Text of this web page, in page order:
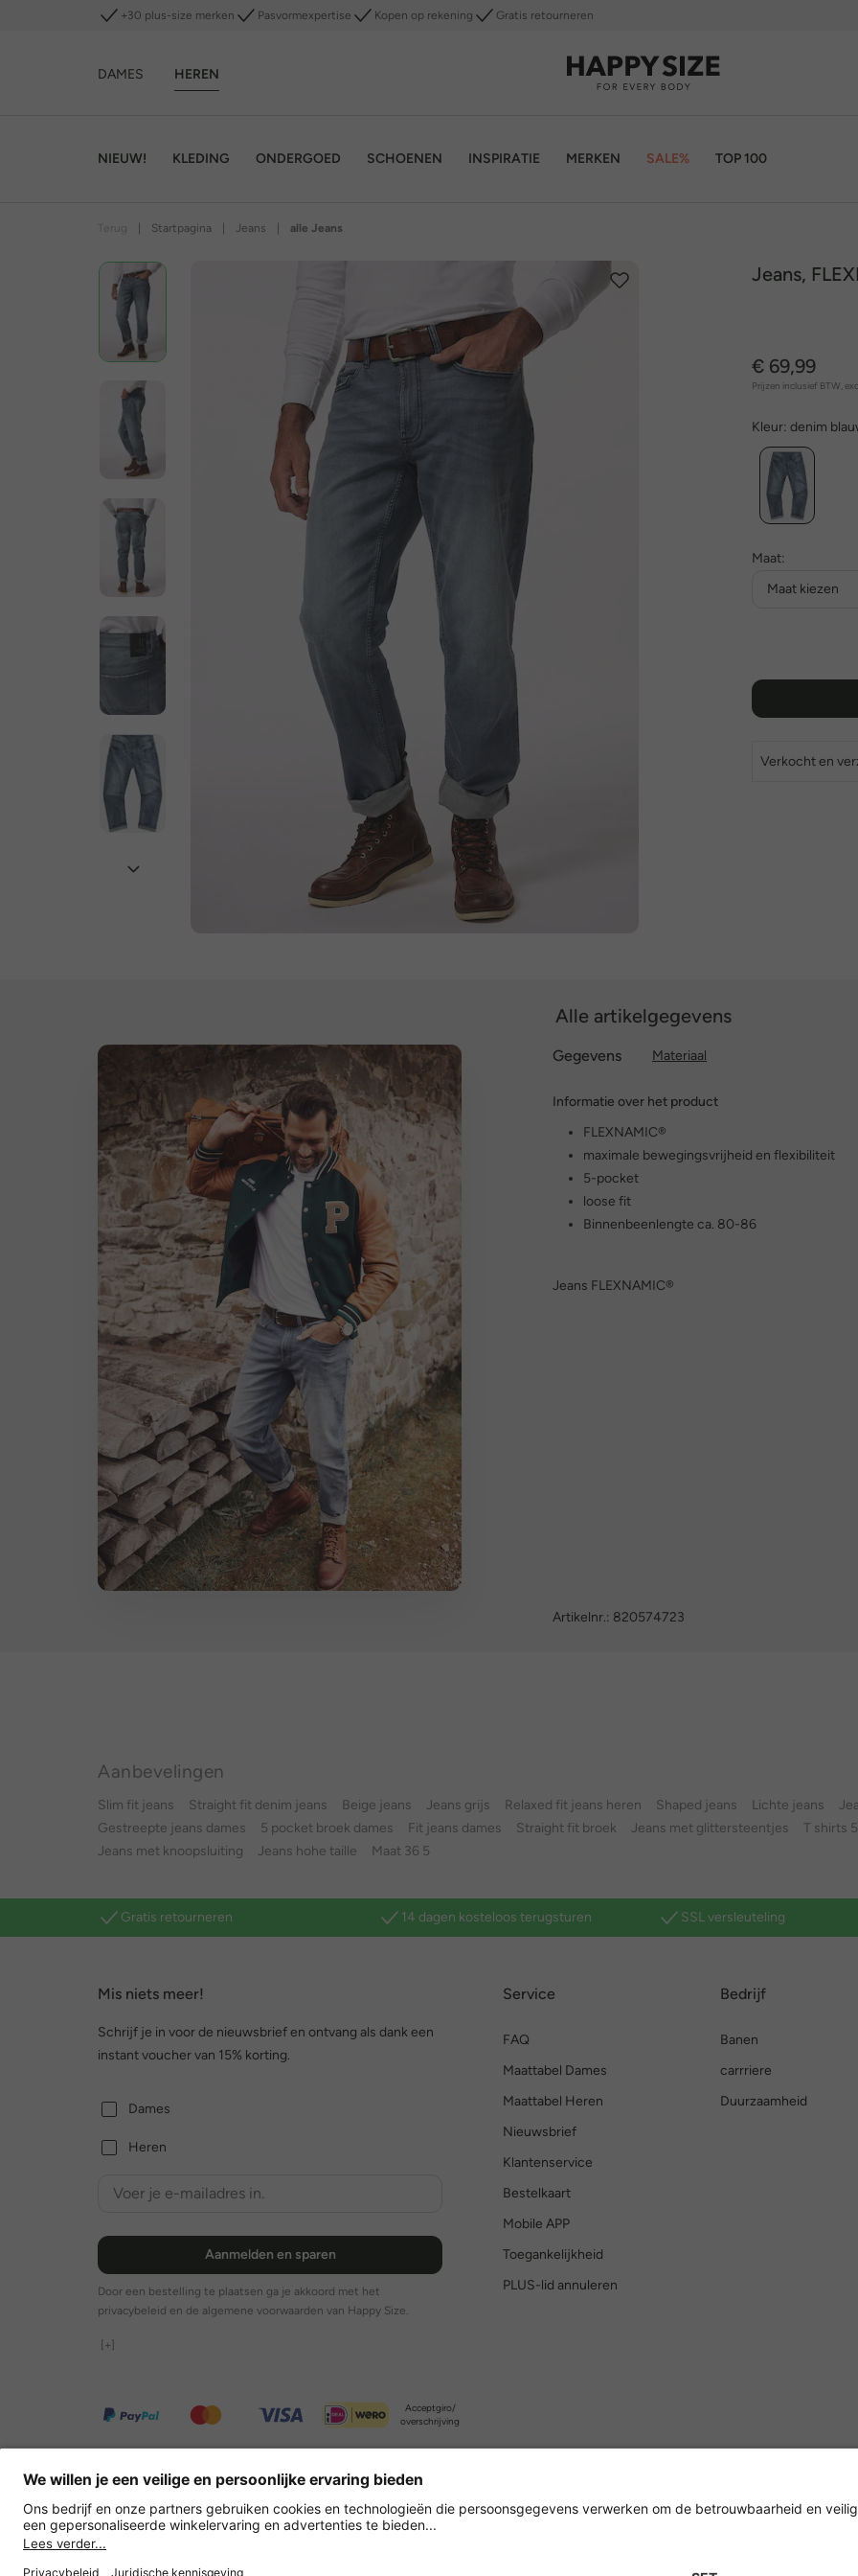
+30 plus-size merken Pasvormexpertise Kopen op rekening Gratis retourneren
DAMES HEREN
NIEUW! KLEDING ONDERGOED SCHOENEN INSPIRATIE MERKEN SALE% TOP 100
Startpagina Jeans alle Jeans
Jeans,
€ 69,99
Prijzen inclusief BTW, excl.
Kleur: denim
Maat:
Maat kiezen
Verkocht en
Alle artikelgegevens
Gegevens Materiaal
Informatie over het product
FLEXNAMIC®
maximale bewegingsvrijheid en flexibiliteit
5-pocket
loose fit
Binnenbeenlengte ca. 80-86
Jeans FLEXNAMIC®
Artikelnr.: 820574723
Aanbevelingen
Slim fit jeans Straight fit denim jeans Beige jeans Jeans grijs Relaxed fit jeans heren Shaped jeans Lichte jeans
Gestreepte jeans dames
5 pocket broek dames Fit jeans dames Straight fit broek Jeans met glittersteentjes T shirts
Jeans met knoopsluiting
Jeans hohe taille Maat 36 5
Gratis retourneren 14 dagen kosteloos terugsturen SSL versleuteling
Mis niets meer!
Schrijf je in voor de nieuwsbrief en ontvang als dank een
instant voucher van 15% korting.
Dames
Heren
Aanmelden en sparen
Door een bestelling te plaatsen ga je akkoord met het
privacybeleid en de algemene voorwaarden van Happy Size.
[+]
Service
FAQ
Maattabel Dames
Maattabel Heren
Nieuwsbrief
Klantenservice
Bestelkaart
Mobile APP
Toegankelijkheid
PLUS-lid annuleren
Bedrijf
Banen
carrriere
Duurzaamheid
Acceptgiro/
overschrijving
Overige webwinkels
Nederland
Versleuteling met